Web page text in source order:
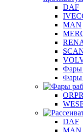
DAF
MAN
Фары
Фары
DAF
MAN